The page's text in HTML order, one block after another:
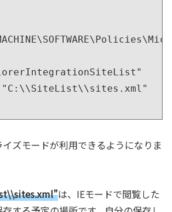
"C:\\SiteList\\sites.xml"
ズモードが利用できるようになりま
は、IEモードで閲覧した